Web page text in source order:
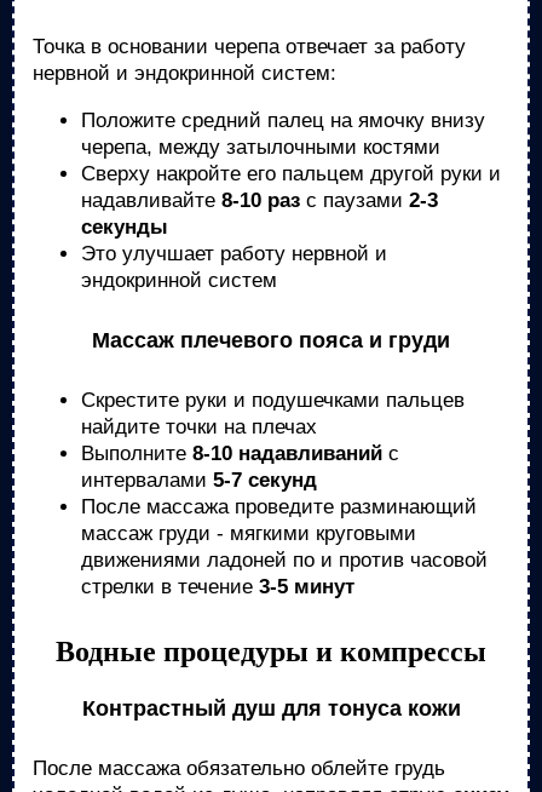
Точка в основании черепа отвечает за работу
нервной и эндокринной систем:
Положите средний палец на ямочку внизу
черепа, между затылочными костями
Сверху накройте его пальцем другой руки и
надавливайте 8-10 раз с паузами 2-3
секунды
Это улучшает работу нервной и
эндокринной систем
Массаж плечевого пояса и груди
Скрестите руки и подушечками пальцев
найдите точки на плечах
Выполните 8-10 надавливаний с
интервалами 5-7 секунд
После массажа проведите разминающий
массаж груди - мягкими круговыми
движениями ладоней по и против часовой
стрелки в течение 3-5 минут
Водные процедуры и компрессы
Контрастный душ для тонуса кожи
После массажа обязательно облейте грудь